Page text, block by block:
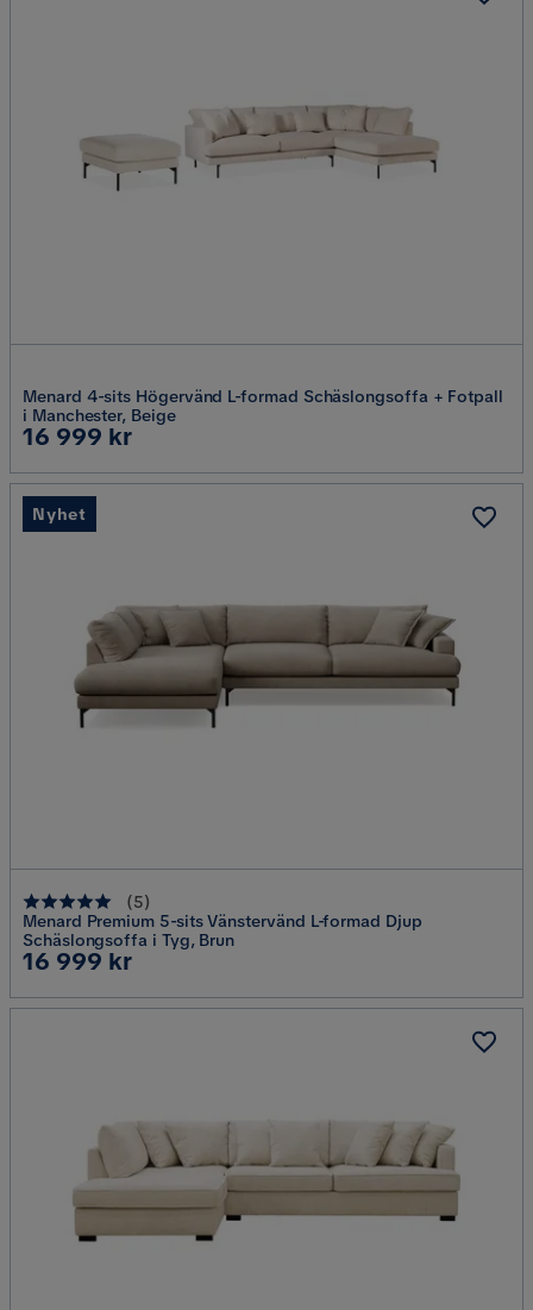
Menard 4-sits Högervänd L-formad Schäslongsoffa + Fotpall
i Manchester, Beige
Pris
16 999 kr
(5)
Menard Premium 5-sits Vänstervänd L-formad Djup
Schäslongsoffa i Tyg, Brun
Pris
16 999 kr
Nyhet